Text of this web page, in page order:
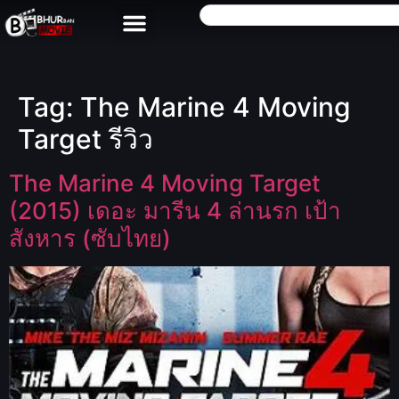
Tag: The Marine 4 Moving
Target รีวิว
The Marine 4 Moving Target
(2015) เดอะ มารีน 4 ล่านรก เป้า
สังหาร (ซับไทย)